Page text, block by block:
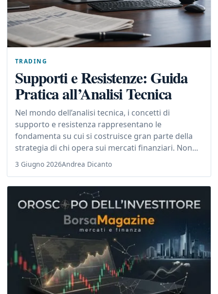
TRADING
Supporti e Resistenze: Guida
Pratica all’Analisi Tecnica
Nel mondo dell’analisi tecnica, i concetti di
supporto e resistenza rappresentano le
fondamenta su cui si costruisce gran parte della
strategia di chi opera sui mercati finanziari. Non...
3 Giugno 2026Andrea Dicanto